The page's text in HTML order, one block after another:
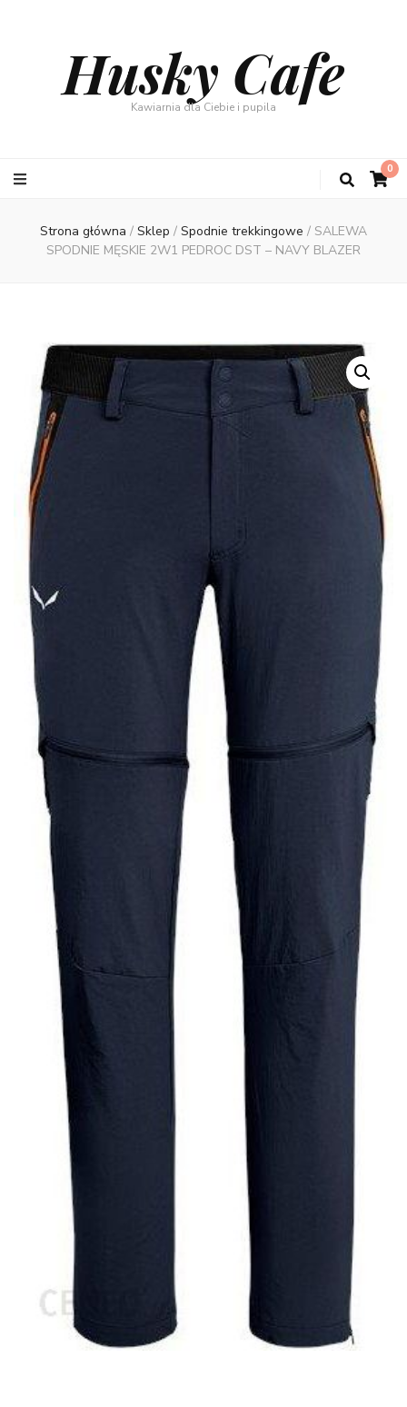
Husky Cafe
Kawiarnia dla Ciebie i pupila
0
Strona główna / Sklep / Spodnie trekkingowe / SALEWA
SPODNIE MĘSKIE 2W1 PEDROC DST – NAVY BLAZER